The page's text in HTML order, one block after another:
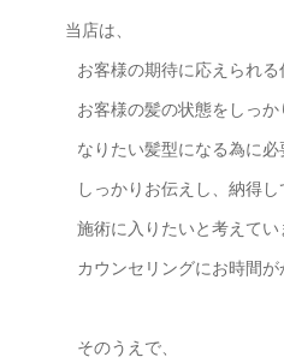
当店は、
お客様の期待に応えられる
お客様の髪の状態をしっか
なりたい髪型になる為に必
しっかりお伝えし、納得し
施術に入りたいと考えてい
カウンセリングにお時間がか
そのうえで、